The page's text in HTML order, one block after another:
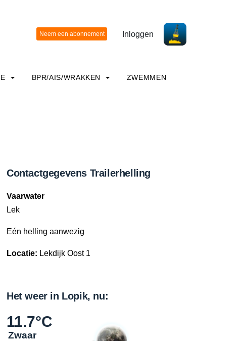
Inloggen
BPR/AIS/WRAKKEN ZWEMMEN
Contactgegevens Trailerhelling
Vaarwater
Lek
Eén helling aanwezig
Locatie: Lekdijk Oost 1
Het weer in Lopik, nu:
11.7°C
Zwaar